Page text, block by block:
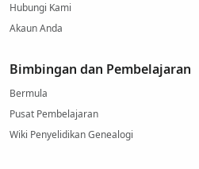
Hubungi Kami
Akaun Anda
Bimbingan dan Pembelajaran
Bermula
Pusat Pembelajaran
Wiki Penyelidikan Genealogi